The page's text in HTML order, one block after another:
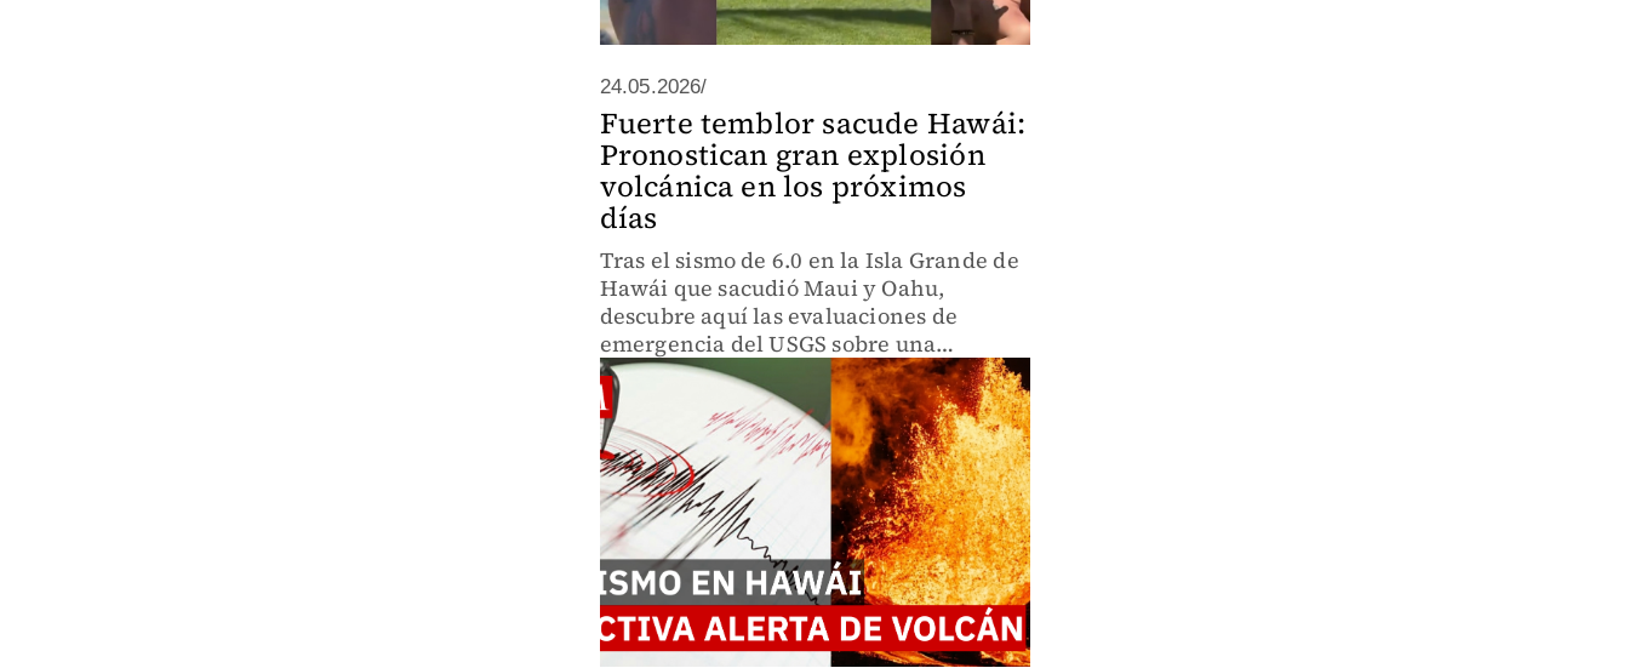
24.05.2026/
Fuerte temblor sacude Hawái:
Pronostican gran explosión
volcánica en los próximos
días
Tras el sismo de 6.0 en la Isla Grande de
Hawái que sacudió Maui y Oahu,
descubre aquí las evaluaciones de
emergencia del USGS sobre una
inminente erupción en el volcán
Kilauea, pronosticada por científicos
para los próximos días.